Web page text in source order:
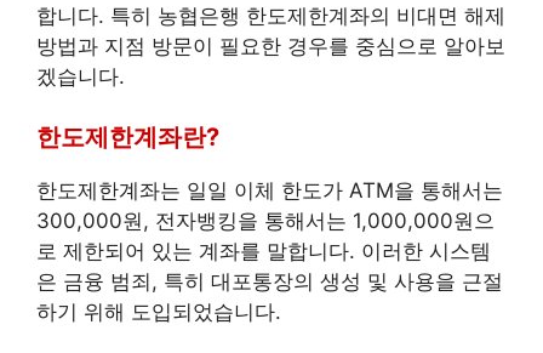
합니다. 특히 농협은행 한도제한계좌의 비대면 해제
방법과 지점 방문이 필요한 경우를 중심으로 알아보
겠습니다.
한도제한계좌란?
한도제한계좌는 일일 이체 한도가 ATM을 통해서는
300,000원, 전자뱅킹을 통해서는 1,000,000원으
로 제한되어 있는 계좌를 말합니다. 이러한 시스템
은 금융 범죄, 특히 대포통장의 생성 및 사용을 근절
하기 위해 도입되었습니다.